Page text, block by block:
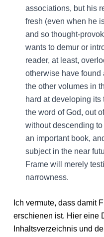
associations, but his
fresh (even when he
and so thought-
wants to demur or
reader, at least,
otherwise have found
the other volumes in
hard at developing its
the word of God, out
without descending
an important book,
subject in the near
Frame will merely
narrowness.
Ich vermute, dass damit
erschienen ist. Hier eine
Inhaltsverzeichnis und